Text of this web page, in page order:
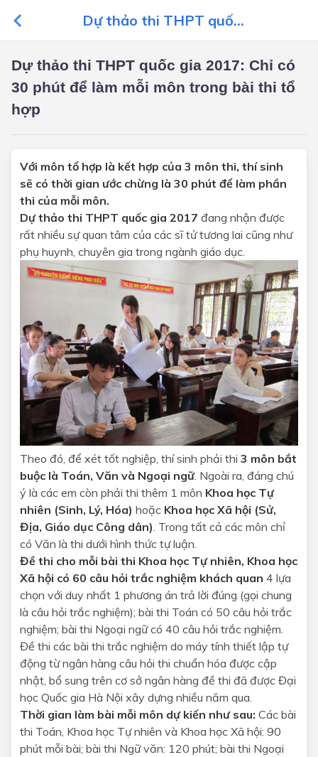
Dự thảo thi THPT quố...
Dự thảo thi THPT quốc gia 2017: Chỉ có
30 phút để làm mỗi môn trong bài thi tổ
hợp
Với môn tổ hợp là kết hợp của 3 môn thi, thí sinh
sẽ có thời gian ước chừng là 30 phút để làm phần
thi của mỗi môn.
Dự thảo thi THPT quốc gia 2017 đang nhận được
rất nhiều sự quan tâm của các sĩ tử tương lai cũng như
phụ huynh, chuyên gia trong ngành giáo dục.
Theo đó, để xét tốt nghiệp, thí sinh phải thi 3 môn bắt
buộc là Toán, Văn và Ngoại ngữ. Ngoài ra, đáng chú
ý là các em còn phải thi thêm 1 môn Khoa học Tự
nhiên (Sinh, Lý, Hóa) hoặc Khoa học Xã hội (Sử,
Địa, Giáo dục Công dân) . Trong tất cả các môn chỉ
có Văn là thi dưới hình thức tự luận.
Đề thi cho mỗi bài thi Khoa học Tự nhiên, Khoa học
Xã hội có 60 câu hỏi trắc nghiệm khách quan 4 lựa
chọn với duy nhất 1 phương án trả lời đúng (gọi chung
là câu hỏi trắc nghiệm); bài thi Toán có 50 câu hỏi trắc
nghiệm; bài thi Ngoại ngữ có 40 câu hỏi trắc nghiệm.
Đề thi các bài thi trắc nghiệm do máy tính thiết lập tự
động từ ngân hàng câu hỏi thi chuẩn hóa được cập
nhật, bổ sung trên cơ sở ngân hàng đề thi đã được Đại
học Quốc gia Hà Nội xây dựng nhiều năm qua.
Thời gian làm bài mỗi môn dự kiến như sau: Các bài
thi Toán, Khoa học Tự nhiên và Khoa học Xã hội: 90
phút mỗi bài; bài thi Ngữ văn: 120 phút; bài thi Ngoại